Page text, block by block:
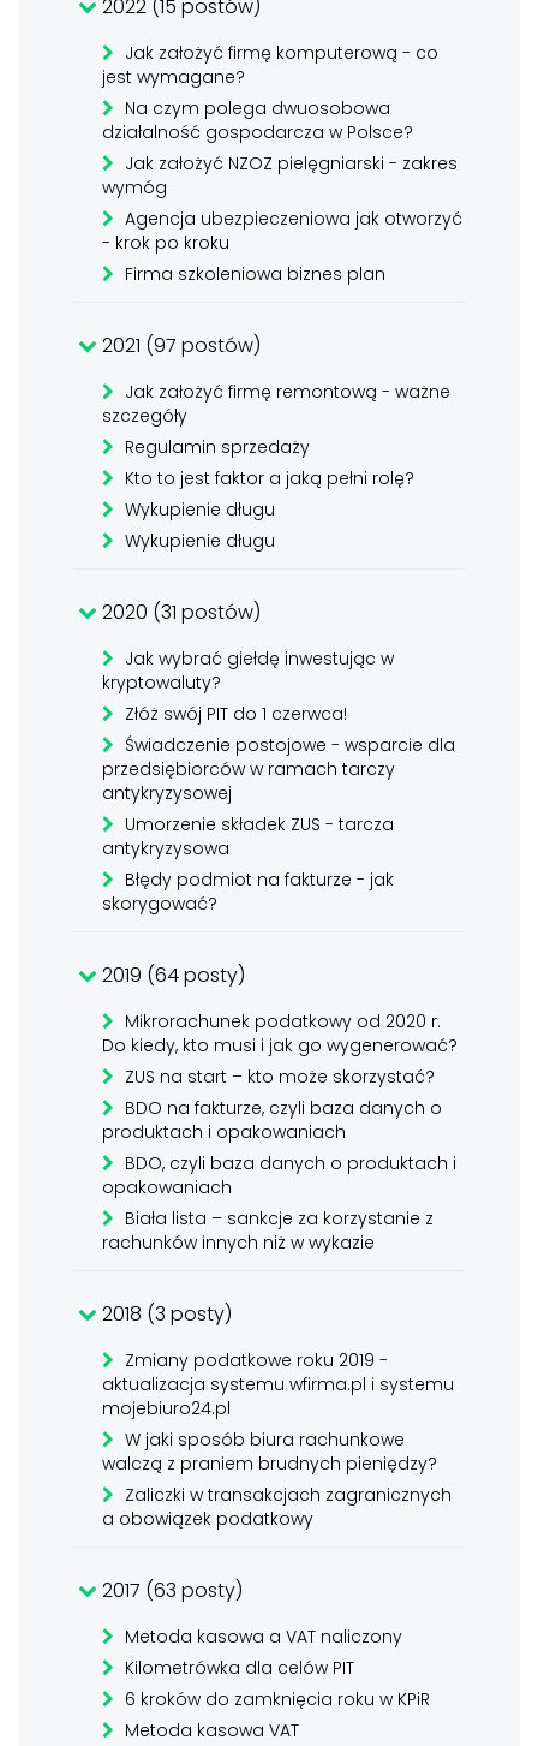
2022 (15 postów)
Jak założyć firmę komputerową - co
jest wymagane?
Na czym polega dwuosobowa
działalność gospodarcza w Polsce?
Jak założyć NZOZ pielęgniarski - zakres
wymóg
Agencja ubezpieczeniowa jak otworzyć
- krok po kroku
Firma szkoleniowa biznes plan
2021 (97 postów)
Jak założyć firmę remontową - ważne
szczegóły
Regulamin sprzedaży
Kto to jest faktor a jaką pełni rolę?
Wykupienie długu
Wykupienie długu
2020 (31 postów)
Jak wybrać giełdę inwestując w
kryptowaluty?
Złóż swój PIT do 1 czerwca!
Świadczenie postojowe - wsparcie dla
przedsiębiorców w ramach tarczy
antykryzysowej
Umorzenie składek ZUS - tarcza
antykryzysowa
Błędy podmiot na fakturze - jak
skorygować?
2019 (64 posty)
Mikrorachunek podatkowy od 2020 r.
Do kiedy, kto musi i jak go wygenerować?
ZUS na start – kto może skorzystać?
BDO na fakturze, czyli baza danych o
produktach i opakowaniach
BDO, czyli baza danych o produktach i
opakowaniach
Biała lista – sankcje za korzystanie z
rachunków innych niż w wykazie
2018 (3 posty)
Zmiany podatkowe roku 2019 -
aktualizacja systemu wfirma.pl i systemu
mojebiuro24.pl
W jaki sposób biura rachunkowe
walczą z praniem brudnych pieniędzy?
Zaliczki w transakcjach zagranicznych
a obowiązek podatkowy
2017 (63 posty)
Metoda kasowa a VAT naliczony
Kilometrówka dla celów PIT
6 kroków do zamknięcia roku w KPiR
Metoda kasowa VAT